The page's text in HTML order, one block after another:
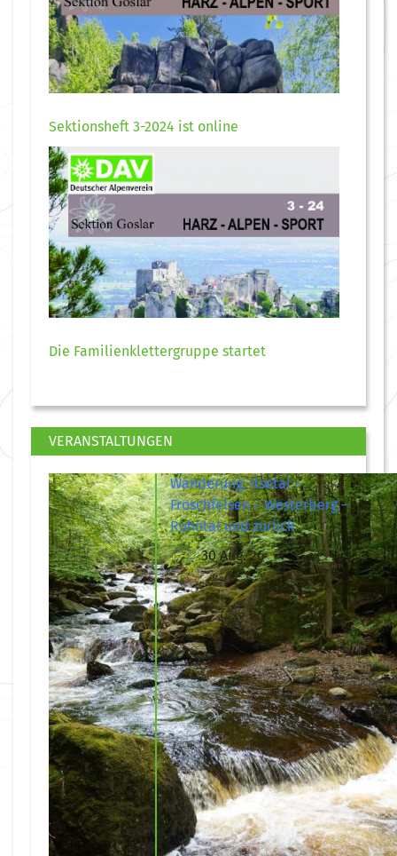
Sektionsheft 3-2024 ist online
Die Familienklettergruppe startet
VERANSTALTUNGEN
Wanderung: Ilsetal –
Froschfelsen – Westerberg –
Rohntal und zurück
30 Aug. 26